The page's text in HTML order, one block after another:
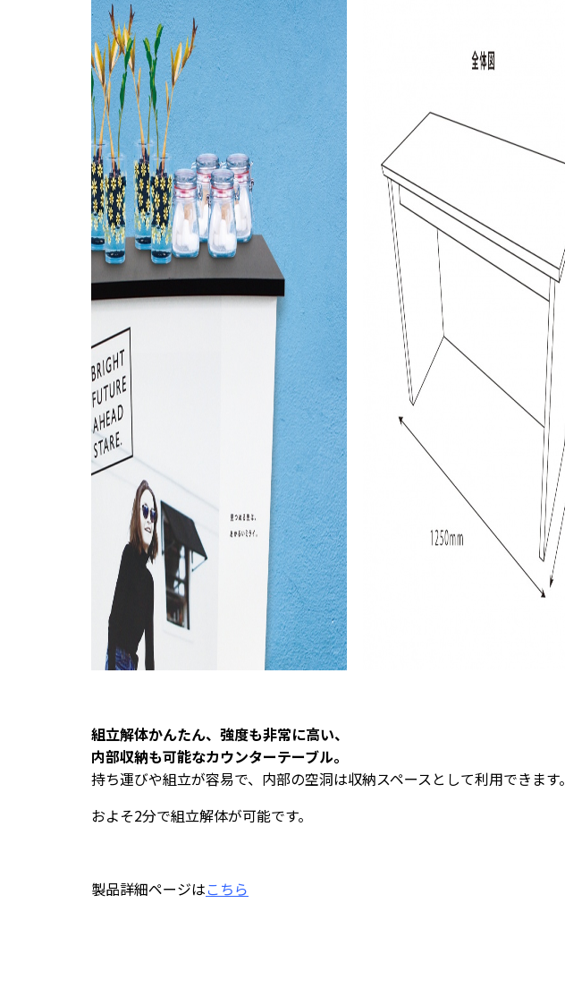
組立解体かんたん、強度も非常に高い、
内部収納も可能なカウンターテーブル。
持ち運びや組立が容易で、内部の空洞は収納スペースとして利用できます。
およそ2分で組立解体が可能です。
製品詳細ページはこちら